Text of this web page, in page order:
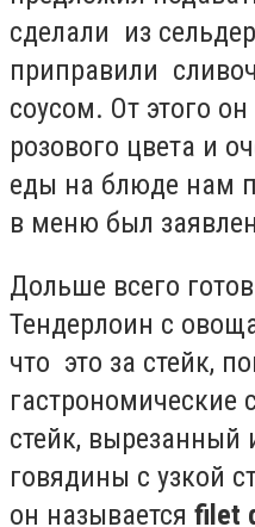
сделали из
приправили
соусом. От этого
розового цвета и
еды на блюде нам
в меню был
Дольше всего
Тендерлоин с
что это за стейк,
гастрономические
стейк, вырезанный
говядины с узкой
он называется filet